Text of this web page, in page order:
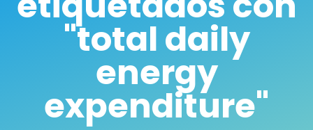
"total daily
energy
expenditure"